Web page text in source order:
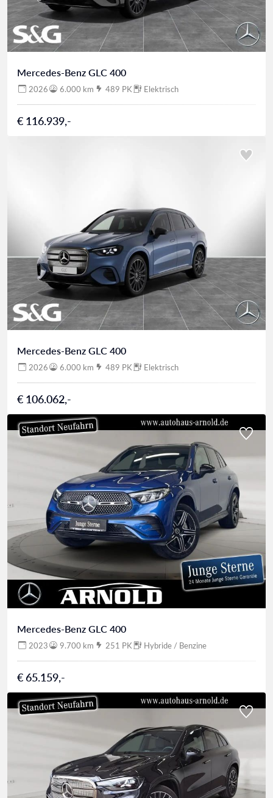
Mercedes-Benz GLC 400
2026 6.000 km 489 PK Elektrisch
€ 116.939,-
Mercedes-Benz GLC 400
2026 6.000 km 489 PK Elektrisch
€ 106.062,-
Mercedes-Benz GLC 400
2023 9.700 km 251 PK Hybride / Benzine
€ 65.159,-